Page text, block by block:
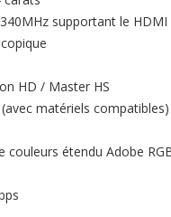
supportant le HDMI
HD / Master HS
matériels compatibles)
couleurs étendu Adobe